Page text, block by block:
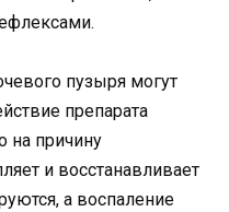
пузыря могут
препарата
на причину
и восстанавливает
а воспаление